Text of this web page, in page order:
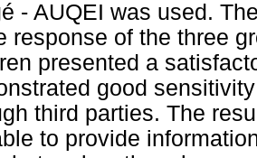
- AUQEI was used.
response of the three
presented a
good
third parties. The
to provide